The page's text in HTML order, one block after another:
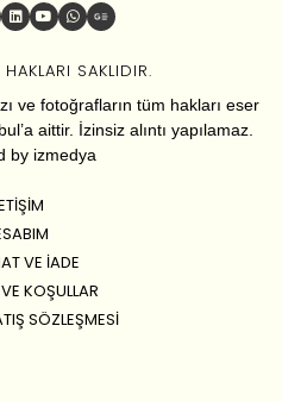
SAKLIDIR.
ve fotoğrafların tüm hakları eser
aittir. İzinsiz alıntı yapılamaz.
by izmedya
VE İADE
KOŞULLAR
SÖZLEŞMESI